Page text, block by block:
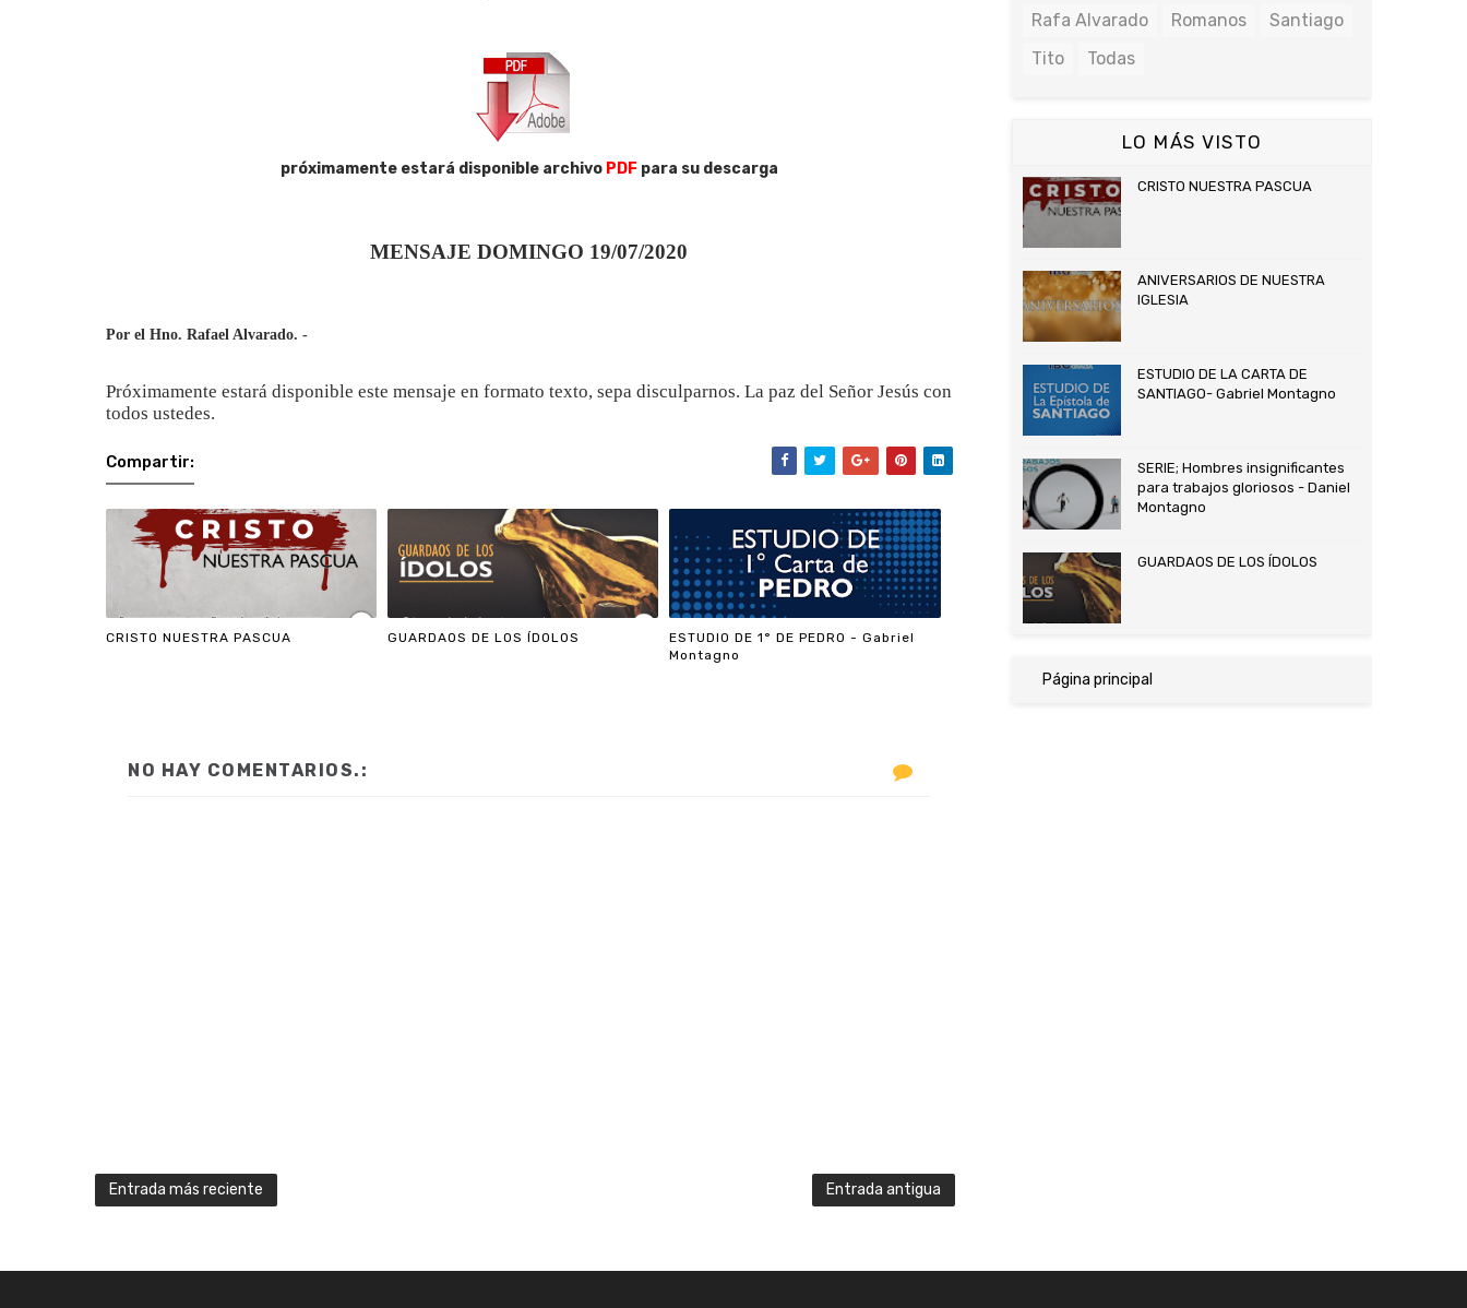
próximamente estará disponible archivo PDF para su descarga
MENSAJE DOMINGO 19/07/2020
Por el Hno. Rafael Alvarado. -
Próximamente estará disponible este mensaje en formato texto, sepa disculparnos. La paz del Señor Jesús con
todos ustedes.
Compartir:
CRISTO NUESTRA PASCUA GUARDAOS DE LOS ÍDOLOS
ESTUDIO DE 1° DE PEDRO - Gabriel
Montagno
NO HAY COMENTARIOS.:
Entrada más reciente Entrada antigua
Rafa Alvarado
Romanos
Santiago
Tito
Todas
LO MÁS VISTO
CRISTO NUESTRA PASCUA
ANIVERSARIOS DE NUESTRA
IGLESIA
ESTUDIO DE LA CARTA DE
SANTIAGO- Gabriel Montagno
SERIE; Hombres insignificantes
para trabajos gloriosos - Daniel
Montagno
GUARDAOS DE LOS ÍDOLOS
Página principal